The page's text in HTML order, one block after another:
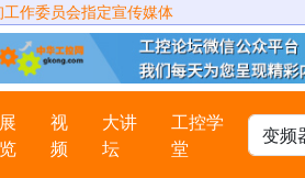
作委员会指定宣传媒体
展
览
视
频
大讲
坛
工控学
堂